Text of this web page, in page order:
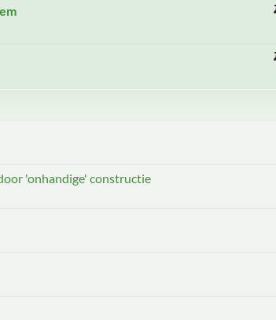
'onhandige' constructie